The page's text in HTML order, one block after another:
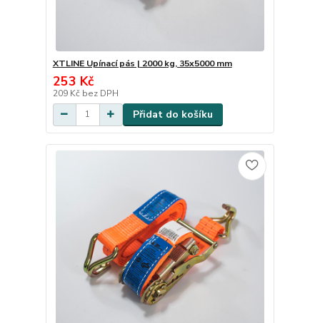
XTLINE Upínací pás | 2000 kg, 35x5000 mm
253 Kč
209 Kč bez DPH
Přidat do košíku